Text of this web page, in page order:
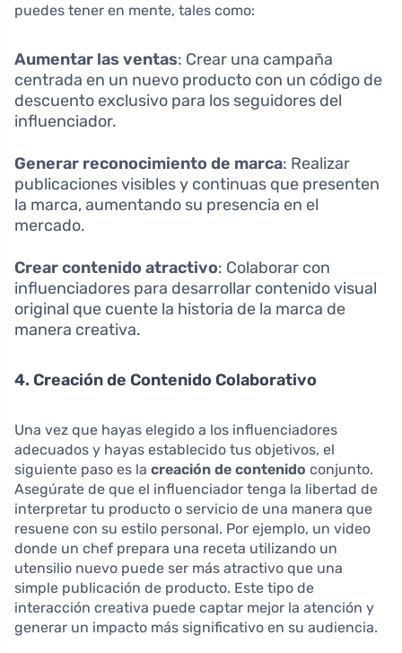
puedes tener en mente, tales como:
Aumentar las ventas: Crear una campaña
centrada en un nuevo producto con un código de
descuento exclusivo para los seguidores del
influenciador.
Generar reconocimiento de marca: Realizar
publicaciones visibles y continuas que presenten
la marca, aumentando su presencia en el
mercado.
Crear contenido atractivo: Colaborar con
influenciadores para desarrollar contenido visual
original que cuente la historia de la marca de
manera creativa.
4. Creación de Contenido Colaborativo
Una vez que hayas elegido a los influenciadores
adecuados y hayas establecido tus objetivos, el
siguiente paso es la creación de contenido conjunto.
Asegúrate de que el influenciador tenga la libertad de
interpretar tu producto o servicio de una manera que
resuene con su estilo personal. Por ejemplo, un video
donde un chef prepara una receta utilizando un
utensilio nuevo puede ser más atractivo que una
simple publicación de producto. Este tipo de
interacción creativa puede captar mejor la atención y
generar un impacto más significativo en su audiencia.